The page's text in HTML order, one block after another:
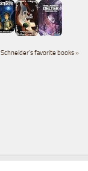
Schneider's favorite books »